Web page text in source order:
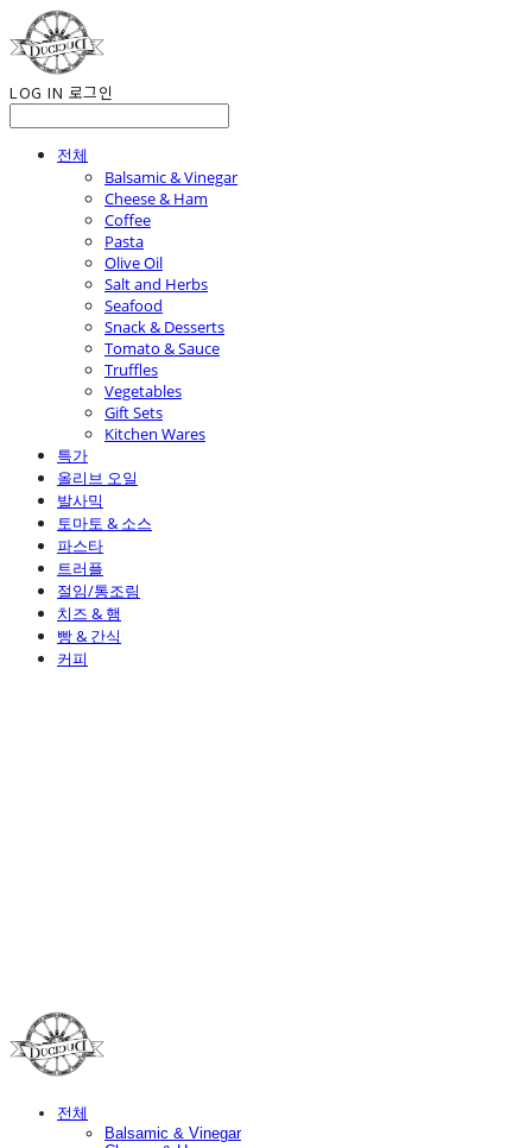
LOG IN 로그인
전체
Balsamic & Vinegar
Cheese & Ham
Coffee
Pasta
Olive Oil
Salt and Herbs
Seafood
Snack & Desserts
Tomato & Sauce
Truffles
Vegetables
Gift Sets
Kitchen Wares
특가
올리브 오일
발사믹
토마토 & 소스
파스타
트러플
절임/통조림
치즈 & 햄
빵 & 간식
커피
전체
Balsamic & Vinegar